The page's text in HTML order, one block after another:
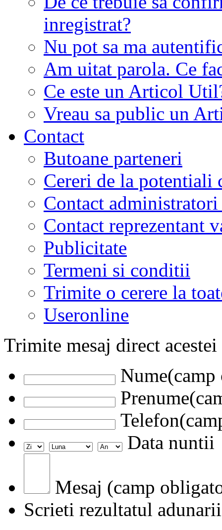
inregistrat?
Nu pot sa ma
Am uitat parola. Ce
Ce este un Articol
Vreau sa public un
Contact
Butoane parteneri
Cereri de la potentiali
Contact
Contact reprezentant
Publicitate
Termeni si conditii
Trimite o cerere la
Useronline
Trimite mesaj direct
Data nuntii
Mesaj (camp
Scrieti rezultatul adunarii